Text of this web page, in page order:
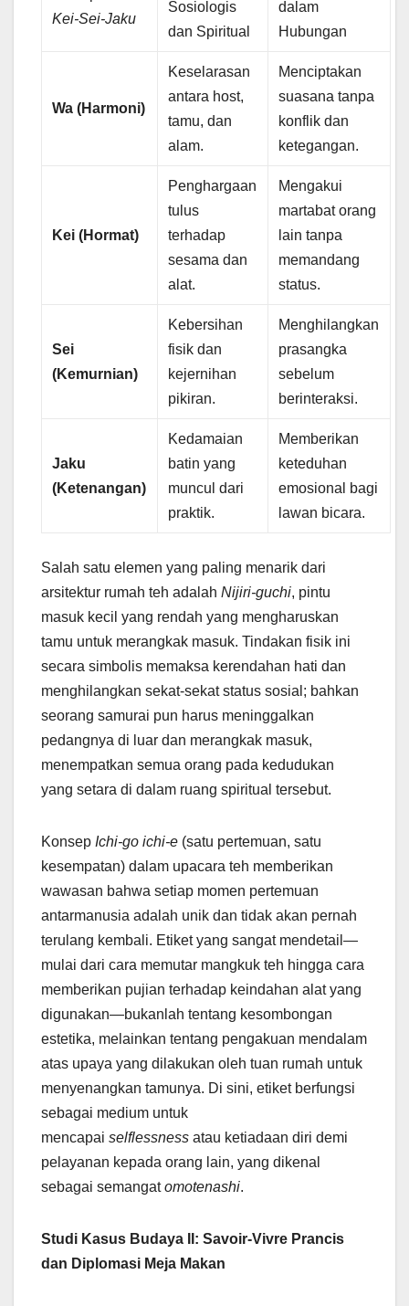
Kei-Sei-Jaku
Sosiologis
dan Spiritual
dalam
Hubungan
Wa (Harmoni)
Keselarasan
antara host,
tamu, dan
alam.
Menciptakan
suasana tanpa
konflik dan
ketegangan.
Kei (Hormat)
Penghargaan
tulus
terhadap
sesama dan
alat.
Mengakui
martabat orang
lain tanpa
memandang
status.
Sei
(Kemurnian)
Kebersihan
fisik dan
kejernihan
pikiran.
Menghilangkan
prasangka
sebelum
berinteraksi.
Jaku
(Ketenangan)
Kedamaian
batin yang
muncul dari
praktik.
Memberikan
keteduhan
emosional bagi
lawan bicara.
Salah satu elemen yang paling menarik dari
arsitektur rumah teh adalah Nijiri-guchi, pintu
masuk kecil yang rendah yang mengharuskan
tamu untuk merangkak masuk. Tindakan fisik ini
secara simbolis memaksa kerendahan hati dan
menghilangkan sekat-sekat status sosial; bahkan
seorang samurai pun harus meninggalkan
pedangnya di luar dan merangkak masuk,
menempatkan semua orang pada kedudukan
yang setara di dalam ruang spiritual tersebut.
Konsep Ichi-go ichi-e (satu pertemuan, satu
kesempatan) dalam upacara teh memberikan
wawasan bahwa setiap momen pertemuan
antarmanusia adalah unik dan tidak akan pernah
terulang kembali. Etiket yang sangat mendetail—
mulai dari cara memutar mangkuk teh hingga cara
memberikan pujian terhadap keindahan alat yang
digunakan—bukanlah tentang kesombongan
estetika, melainkan tentang pengakuan mendalam
atas upaya yang dilakukan oleh tuan rumah untuk
menyenangkan tamunya. Di sini, etiket berfungsi
sebagai medium untuk
mencapai selflessness atau ketiadaan diri demi
pelayanan kepada orang lain, yang dikenal
sebagai semangatomotenashi.
Studi Kasus Budaya II: Savoir-Vivre Prancis
dan Diplomasi Meja Makan